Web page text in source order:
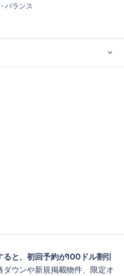
バランス
ると、初回予約が100ドル割引
ダウンや新規掲載物件、限定オ